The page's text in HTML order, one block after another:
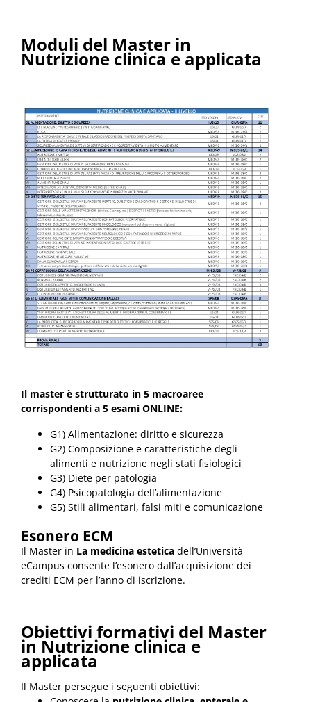
Moduli del Master in
Nutrizione clinica e applicata
Il master è strutturato in 5 macroaree
corrispondenti a 5 esami ONLINE:
G1) Alimentazione: diritto e sicurezza
G2) Composizione e caratteristiche degli
alimenti e nutrizione negli stati fisiologici
G3) Diete per patologia
G4) Psicopatologia dell’alimentazione
G5) Stili alimentari, falsi miti e comunicazione
Esonero ECM
Il Master in La medicina estetica dell’Università
eCampus consente l’esonero dall’acquisizione dei
crediti ECM per l’anno di iscrizione.
Obiettivi formativi del Master
in Nutrizione clinica e
applicata
Il Master persegue i seguenti obiettivi: